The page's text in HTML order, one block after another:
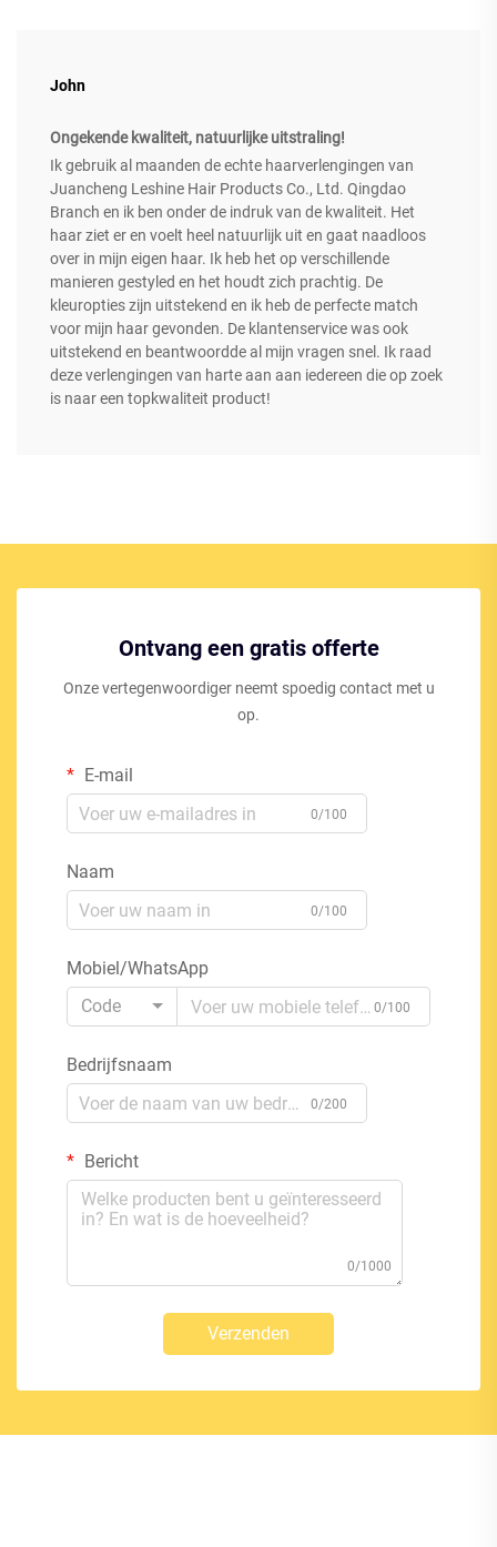
John
Ongekende kwaliteit, natuurlijke uitstraling!
Ik gebruik al maanden de echte haarverlengingen van
Juancheng Leshine Hair Products Co., Ltd. Qingdao
Branch en ik ben onder de indruk van de kwaliteit. Het
haar ziet er en voelt heel natuurlijk uit en gaat naadloos
over in mijn eigen haar. Ik heb het op verschillende
manieren gestyled en het houdt zich prachtig. De
kleuropties zijn uitstekend en ik heb de perfecte match
voor mijn haar gevonden. De klantenservice was ook
uitstekend en beantwoordde al mijn vragen snel. Ik raad
deze verlengingen van harte aan aan iedereen die op zoek
is naar een topkwaliteit product!
Ontvang een gratis offerte
Onze vertegenwoordiger neemt spoedig contact met u
op.
E-mail
0/100
Naam
0/100
Mobiel/WhatsApp
Code
0/100
Bedrijfsnaam
0/200
Bericht
0/1000
Verzenden